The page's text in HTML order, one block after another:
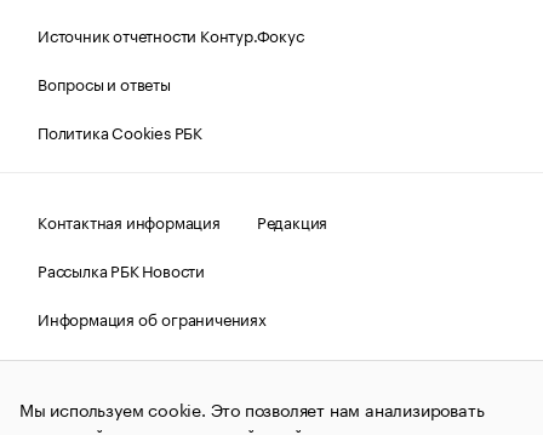
Источник отчетности Контур.Фокус
Вопросы и ответы
Политика Cookies РБК
Контактная информация
Редакция
Рассылка РБК Новости
Информация об ограничениях
Правовая информация
О соблюдении авторских прав
© АО «РОСБИЗНЕСКОНСАЛТИНГ»,1995–2026.Сообщения
Мы используем cookie. Это позволяет нам анализировать